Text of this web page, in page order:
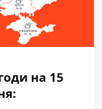
на 15